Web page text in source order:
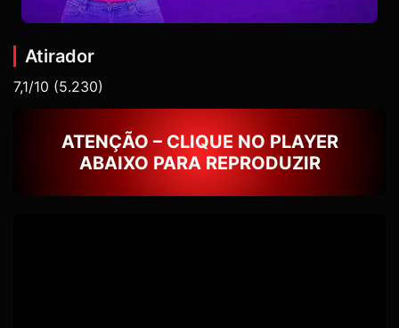
Atirador
7,1/10 (5.230)
ATENÇÃO – CLIQUE NO PLAYER
ABAIXO PARA REPRODUZIR